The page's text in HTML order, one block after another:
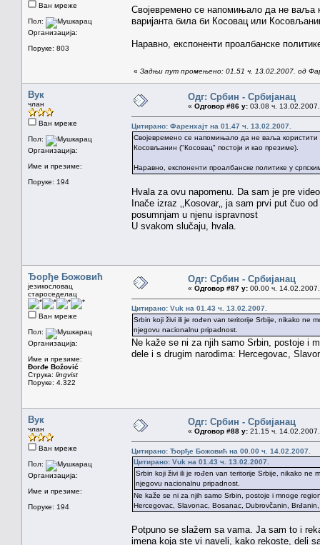
Ван мреже
Пол:
Организација:
Поруке: 803
Својевремено се напомињало да не ваља
варијанта била би Косовац или
Наравно, експоненти проалбанске
« Задњи пут промењено: 01.51 ч. 13.02.2007. од
Вук
члан
Ван мреже
Пол:
Организација:
Име и презиме:
Поруке: 194
Одг: Србин - Србијанац
« Одговор #86 у: 03.08 ч.
Цитирано: Фаренхајт на 01.47 ч. 13.02.2007.
Својевремено се напомињало да не ваља користити
Косовљанин ("Косовац" постоји и као презиме).
Наравно, експоненти проалбанске политике у
Hvala za ovu napomenu. Da sam je pre
Inače izraz ‚‚Kosovar‚‚ ja sam prvi put čuo
posumnjam u njenu ispravnost
U svakom slučaju, hvala.
Ђорђе Божовић
језикословац
староседелац
Ван мреже
Пол:
Организација:
Име и презиме:
Đorđe Božović
Струка: lingvist
Поруке: 4.322
Одг: Србин - Србијанац
« Одговор #87 у: 00.00 ч.
Цитирано: Vuk на 01.43 ч. 13.02.2007.
Srbin koji živi ili je rođen van teritorije Srbije, nikako ne
njegovu nacionalnu pripadnost.
Ne kaže se ni za njih samo Srbin, postoje i
dele i s drugim narodima: Hercegovac,
Вук
члан
Ван мреже
Пол:
Организација:
Име и презиме:
Поруке: 194
Одг: Србин - Србијанац
« Одговор #88 у: 21.15 ч.
Цитирано: Ђорђе Божовић на 00.00 ч. 14.02.2007.
Цитирано: Vuk на 01.43 ч. 13.02.2007.
Srbin koji živi ili je rođen van teritorije Srbije, nikako ne
njegovu nacionalnu pripadnost.
Ne kaže se ni za njih samo Srbin, postoje i mnoge
Hercegovac, Slavonac, Bosanac, Dubrovčanin,
Potpuno se slažem sa vama. Ja sam to i
imena koja ste vi naveli, kako rekoste, deli